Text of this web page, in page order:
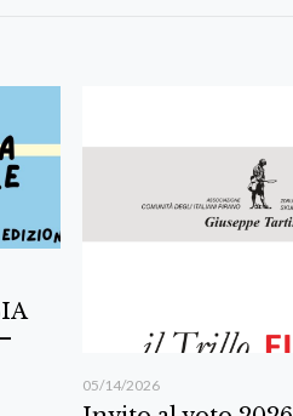
05/14/2026